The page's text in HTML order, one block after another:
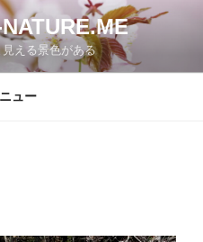
える景色がある
ュー